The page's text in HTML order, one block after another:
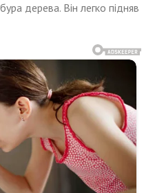
дерева. Він легко підняв